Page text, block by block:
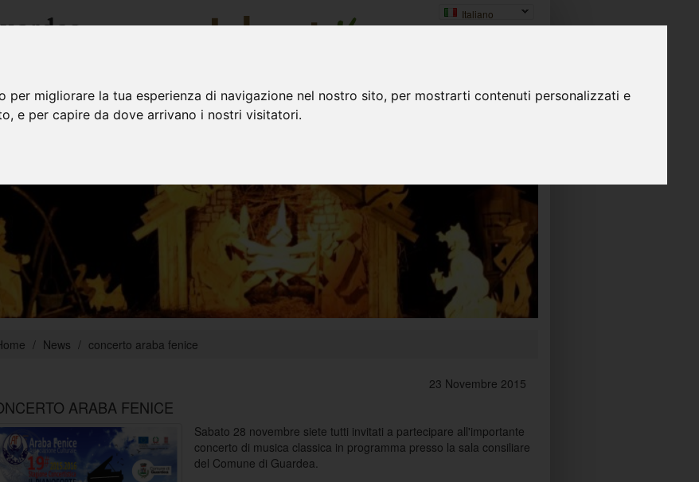
per migliorare la tua esperienza di navigazione nel nostro sito, per mostrarti contenuti personalizzati e
e per capire da dove arrivano i nostri visitatori.
Italiano
NEWS
NEWSLETTER
CONTATTI
GALLERIA FOTOGRAFICA
News concerto araba fenice
23 Novembre 2015
ARABA FENICE
Sabato 28 novembre siete tutti invitati a partecipare all'importante
concerto di musica classica in programma presso la sala consiliare
del Comune di Guardea.